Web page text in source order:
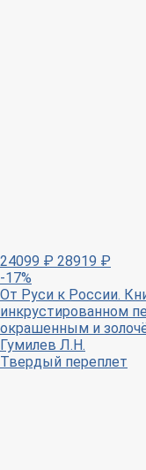
24099 ₽ 28919 ₽
-17%
От Руси к России.
инкрустированном
окрашенным и
Гумилев Л.Н.
Твердый переплет